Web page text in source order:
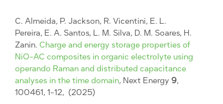
C. Almeida, P. Jackson, R. Vicentini, E. L.
Pereira, E. A. Santos, L. M. Silva, D. M. Soares, H.
Zanin. Charge and energy storage properties of
NiO-AC composites in organic electrolyte using
operando Raman and distributed capacitance
analyses in the time domain, Next Energy 9,
100461, 1-12, (2025)